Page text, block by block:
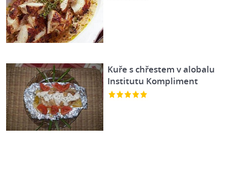
Kuře s chřestem v alobalu
Institutu Kompliment